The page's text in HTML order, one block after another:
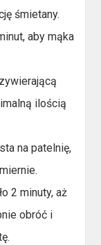
śmietany.
aby mąka
ilością
na patelnię,
2 minuty, aż
obróć i